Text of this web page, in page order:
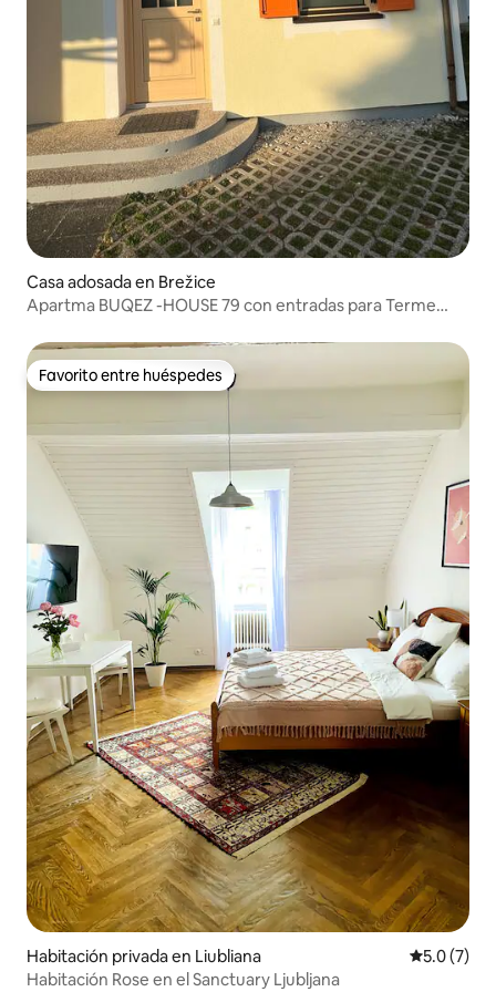
Casa adosada en Brežice
Apartma BUQEZ -HOUSE 79 con entradas para Terme
Favorito entre huéspedes
Favorito entre huéspedes
Habitación privada en Liubliana
5.0 (7)
Habitación Rose en el Sanctuary Ljubljana